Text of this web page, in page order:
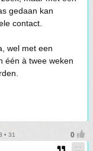
gedaan kan
contact.
wel met een
één à twee weken
• 31